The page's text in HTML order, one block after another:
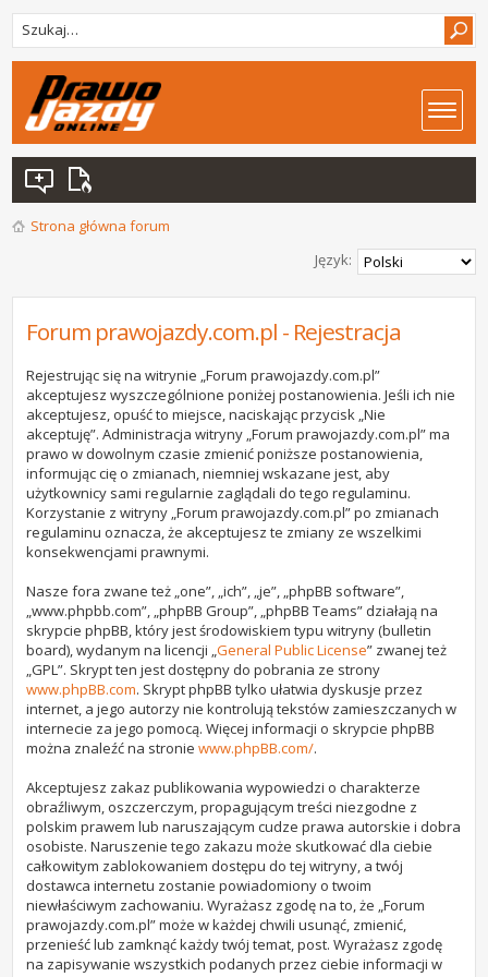
Strona główna forum
Język:
Forum prawojazdy.com.pl - Rejestracja
Rejestrując się na witrynie „Forum prawojazdy.com.pl”
akceptujesz wyszczególnione poniżej postanowienia. Jeśli ich nie
akceptujesz, opuść to miejsce, naciskając przycisk „Nie
akceptuję”. Administracja witryny „Forum prawojazdy.com.pl” ma
prawo w dowolnym czasie zmienić poniższe postanowienia,
informując cię o zmianach, niemniej wskazane jest, aby
użytkownicy sami regularnie zaglądali do tego regulaminu.
Korzystanie z witryny „Forum prawojazdy.com.pl” po zmianach
regulaminu oznacza, że akceptujesz te zmiany ze wszelkimi
konsekwencjami prawnymi.
Nasze fora zwane też „one”, „ich”, „je”, „phpBB software”,
„www.phpbb.com”, „phpBB Group”, „phpBB Teams” działają na
skrypcie phpBB, który jest środowiskiem typu witryny (bulletin
board), wydanym na licencji „General Public License” zwanej też
„GPL”. Skrypt ten jest dostępny do pobrania ze strony
www.phpBB.com. Skrypt phpBB tylko ułatwia dyskusje przez
internet, a jego autorzy nie kontrolują tekstów zamieszczanych w
internecie za jego pomocą. Więcej informacji o skrypcie phpBB
można znaleźć na stroniewww.phpBB.com/.
Akceptujesz zakaz publikowania wypowiedzi o charakterze
obraźliwym, oszczerczym, propagującym treści niezgodne z
polskim prawem lub naruszającym cudze prawa autorskie i dobra
osobiste. Naruszenie tego zakazu może skutkować dla ciebie
całkowitym zablokowaniem dostępu do tej witryny, a twój
dostawca internetu zostanie powiadomiony o twoim
niewłaściwym zachowaniu. Wyrażasz zgodę na to, że „Forum
prawojazdy.com.pl” może w każdej chwili usunąć, zmienić,
przenieść lub zamknąć każdy twój temat, post. Wyrażasz zgodę
na zapisywanie wszystkich podanych przez ciebie informacji w